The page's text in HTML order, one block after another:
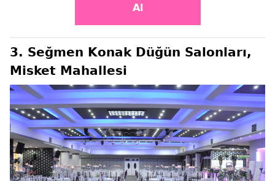
Al
3. Seğmen Konak Düğün Salonları,
Misket Mahallesi